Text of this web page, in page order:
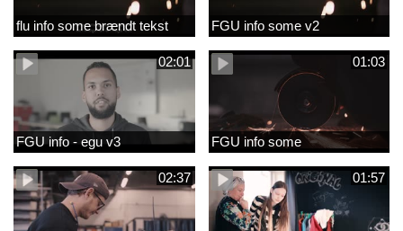
flu info some brændt tekst FGU info some v2
02:01
FGU info - egu v3
01:03
FGU info some
02:37 01:57